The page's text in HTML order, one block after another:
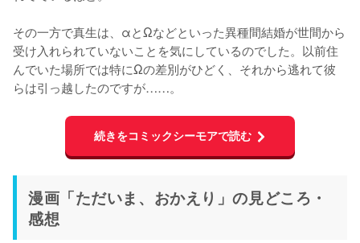
その一方で真生は、αとΩなどといった異種間結婚が世間から
受け入れられていないことを気にしているのでした。以前住
んでいた場所では特にΩの差別がひどく、それから逃れて彼
らは引っ越したのですが……。
続きをコミックシーモアで読む
漫画「ただいま、おかえり」の見どころ・
感想